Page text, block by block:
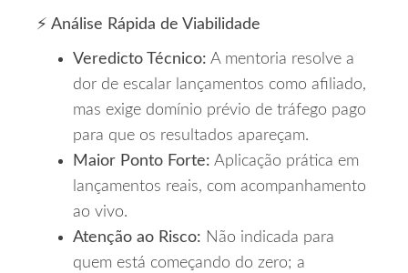
⚡ Análise Rápida de Viabilidade
Veredicto Técnico: A mentoria resolve a
dor de escalar lançamentos como afiliado,
mas exige domínio prévio de tráfego pago
para que os resultados apareçam.
Maior Ponto Forte: Aplicação prática em
lançamentos reais, com acompanhamento
ao vivo.
Atenção ao Risco: Não indicada para
quem está começando do zero; a